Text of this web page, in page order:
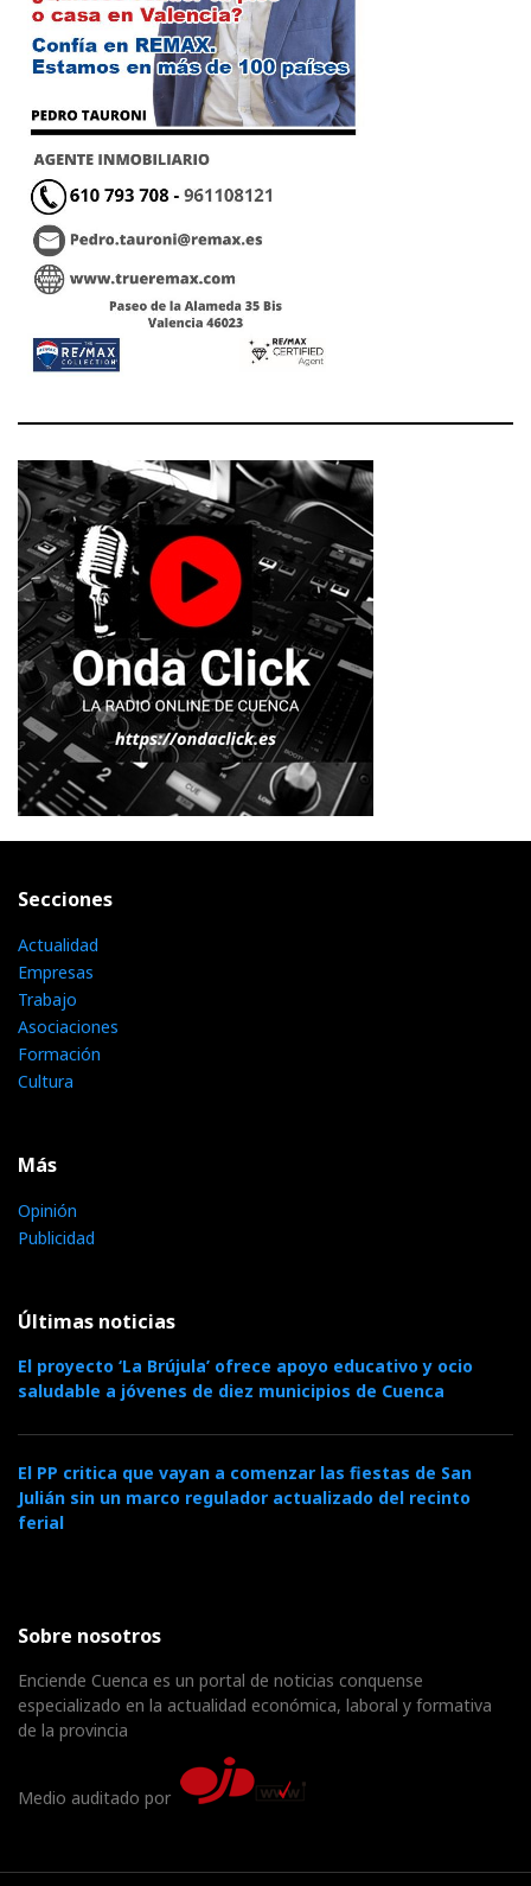
Secciones
Actualidad
Empresas
Trabajo
Asociaciones
Formación
Cultura
Más
Opinión
Publicidad
Últimas noticias
El proyecto ‘La Brújula’ ofrece apoyo educativo y ocio
saludable a jóvenes de diez municipios de Cuenca
El PP critica que vayan a comenzar las fiestas de San
Julián sin un marco regulador actualizado del recinto
ferial
Sobre nosotros
Enciende Cuenca es un portal de noticias conquense
especializado en la actualidad económica, laboral y formativa
de la provincia
Medio auditado por